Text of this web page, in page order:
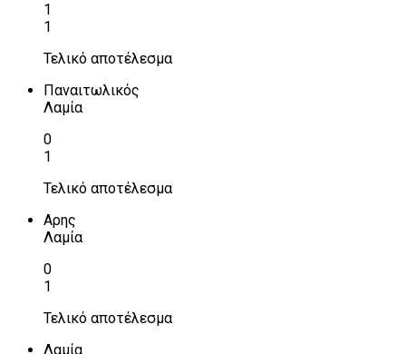
1
1
Τελικό αποτέλεσμα
Παναιτωλικός
Λαμία
0
1
Τελικό αποτέλεσμα
Αρης
Λαμία
0
1
Τελικό αποτέλεσμα
Λαμία